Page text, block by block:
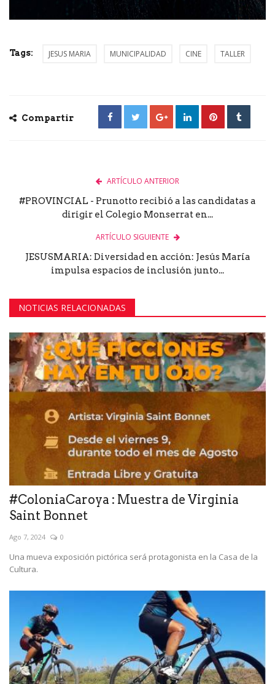
Tags: JESUS MARIA MUNICIPALIDAD CINE TALLER
Compartir
ARTÍCULO ANTERIOR
#PROVINCIAL - Prunotto recibió a las candidatas a
dirigir el Colegio Monserrat en...
ARTÍCULO SIGUIENTE
JESUSMARIA: Diversidad en acción: Jesús María
impulsa espacios de inclusión junto...
NOTICIAS RELACIONADAS
#ColoniaCaroya : Muestra de Virginia
Saint Bonnet
Ago 7, 2024 0
Una mueva exposición pictórica será protagonista en la Casa de la
Cultura.